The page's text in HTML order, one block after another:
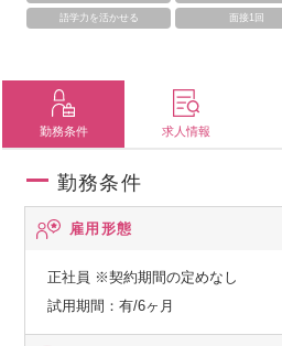
語学力を活かせる 面接1回
勤務条件 求人情報
勤務条件
雇用形態
正社員 ※契約期間の定めなし
試用期間：有/6ヶ月